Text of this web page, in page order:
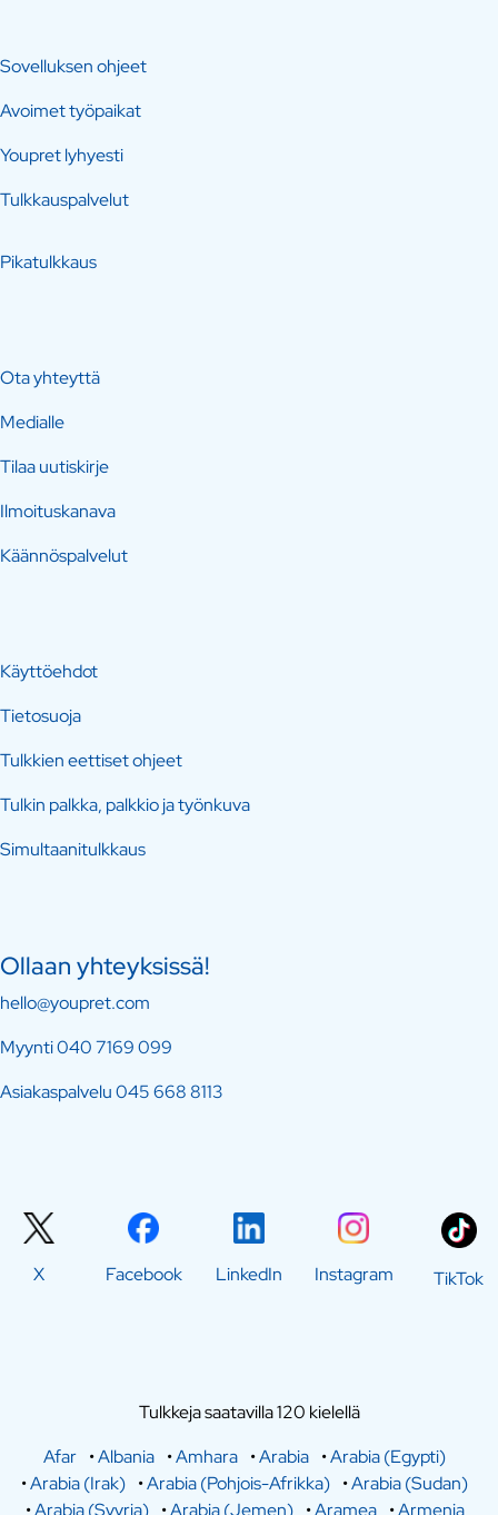
Sovelluksen ohjeet
Avoimet työpaikat
Youpret lyhyesti
Tulkkauspalvelut
Pikatulkkaus
Ota yhteyttä
Medialle
Tilaa uutiskirje
Ilmoituskanava
Käännöspalvelut
Käyttöehdot
Tietosuoja
Tulkkien eettiset ohjeet
Tulkin palkka, palkkio ja työnkuva
Simultaanitulkkaus
Ollaan yhteyksissä!
hello@youpret.com
Myynti040 7169 099
Asiakaspalvelu045 668 8113
X Facebook LinkedIn Instagram TikTok
Tulkkeja saatavilla 120 kielellä
Afar •Albania •Amhara •Arabia •Arabia (Egypti)
•Arabia (Irak) •Arabia (Pohjois-Afrikka) •Arabia (Sudan)
•Arabia (Syyria) •Arabia (Jemen) •Aramea •Armenia